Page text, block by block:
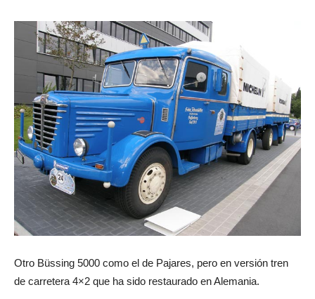
Otro Büssing 5000 como el de Pajares, pero en versión tren
de carretera 4×2 que ha sido restaurado en Alemania.